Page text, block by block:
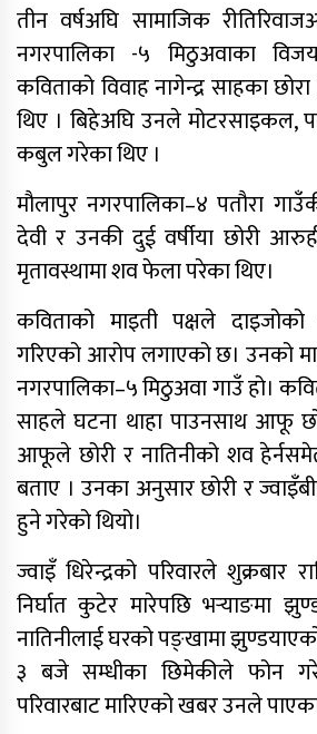
पूर्व गृहमन्त्री
गठित समितिले
बुझायो
साफ महिला
सेमिफाइनलबाटै
आगामी आर्थिक
अर्ब ३४ करोड बजेट
थप ३०४ जना
बचत
मन्त्रिपरिषद् निर्णय
सुकुम्वासीलाई
पुनर्स्थापना खर्च
तीन वर्षअघि सामाजिक
नगरपालिका -५ मिठुअवाका
कविताको विवाह नागेन्द्र साहका
थिए । बिहेअघि उनले मोटरसाइकल,
कबुल गरेका थिए ।
मौलापुर नगरपालिका–४ पतौरा
देवी र उनकी दुई वर्षीया छोरी
मृतावस्थामा शव फेला परेका थिए।
कविताको माइती पक्षले
गरिएको आरोप लगाएको छ। उनको
नगरपालिका–५ मिठुअवा गाउँ हो।
साहले घटना थाहा पाउनसाथ आफू
आफूले छोरी र नातिनीको शव
बताए । उनका अनुसार छोरी र
हुने गरेको थियो।
ज्वाइँ धिरेन्द्रको परिवारले शुक्रबार
निर्घात कुटेर मारेपछि भर्‍याङमा
नातिनीलाई घरको पङ्खामा
३ बजे सम्धीका छिमेकीले फोन
परिवारबाट मारिएको खबर उनले